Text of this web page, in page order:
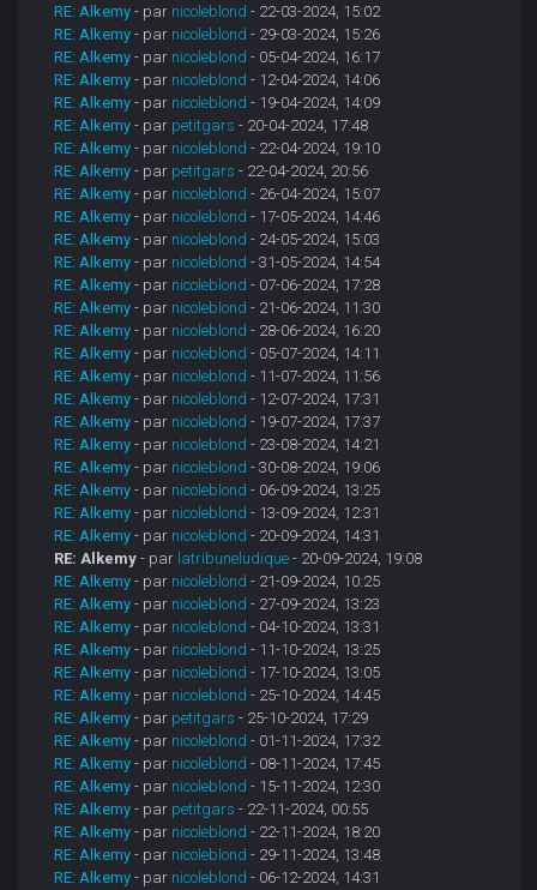
RE: Alkemy - par nicoleblond - 22-03-2024, 15:02
RE: Alkemy - par nicoleblond - 29-03-2024, 15:26
RE: Alkemy - par nicoleblond - 05-04-2024, 16:17
RE: Alkemy - par nicoleblond - 12-04-2024, 14:06
RE: Alkemy - par nicoleblond - 19-04-2024, 14:09
RE: Alkemy - par petitgars - 20-04-2024, 17:48
RE: Alkemy - par nicoleblond - 22-04-2024, 19:10
RE: Alkemy - par petitgars - 22-04-2024, 20:56
RE: Alkemy - par nicoleblond - 26-04-2024, 15:07
RE: Alkemy - par nicoleblond - 17-05-2024, 14:46
RE: Alkemy - par nicoleblond - 24-05-2024, 15:03
RE: Alkemy - par nicoleblond - 31-05-2024, 14:54
RE: Alkemy - par nicoleblond - 07-06-2024, 17:28
RE: Alkemy - par nicoleblond - 21-06-2024, 11:30
RE: Alkemy - par nicoleblond - 28-06-2024, 16:20
RE: Alkemy - par nicoleblond - 05-07-2024, 14:11
RE: Alkemy - par nicoleblond - 11-07-2024, 11:56
RE: Alkemy - par nicoleblond - 12-07-2024, 17:31
RE: Alkemy - par nicoleblond - 19-07-2024, 17:37
RE: Alkemy - par nicoleblond - 23-08-2024, 14:21
RE: Alkemy - par nicoleblond - 30-08-2024, 19:06
RE: Alkemy - par nicoleblond - 06-09-2024, 13:25
RE: Alkemy - par nicoleblond - 13-09-2024, 12:31
RE: Alkemy - par nicoleblond - 20-09-2024, 14:31
RE: Alkemy - par latribuneludique - 20-09-2024, 19:08
RE: Alkemy - par nicoleblond - 21-09-2024, 10:25
RE: Alkemy - par nicoleblond - 27-09-2024, 13:23
RE: Alkemy - par nicoleblond - 04-10-2024, 13:31
RE: Alkemy - par nicoleblond - 11-10-2024, 13:25
RE: Alkemy - par nicoleblond - 17-10-2024, 13:05
RE: Alkemy - par nicoleblond - 25-10-2024, 14:45
RE: Alkemy - par petitgars - 25-10-2024, 17:29
RE: Alkemy - par nicoleblond - 01-11-2024, 17:32
RE: Alkemy - par nicoleblond - 08-11-2024, 17:45
RE: Alkemy - par nicoleblond - 15-11-2024, 12:30
RE: Alkemy - par petitgars - 22-11-2024, 00:55
RE: Alkemy - par nicoleblond - 22-11-2024, 18:20
RE: Alkemy - par nicoleblond - 29-11-2024, 13:48
RE: Alkemy - par nicoleblond - 06-12-2024, 14:31